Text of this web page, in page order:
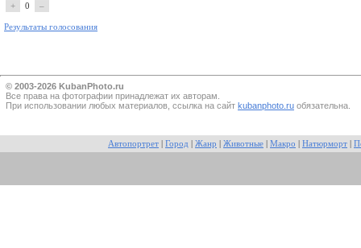
+ 0 –
Результаты голосования
© 2003-2026 KubanPhoto.ru
Все прaва на фотографии принадлежат их авторам.
При использовании любых материалов, ссылка на сайт kubanphoto.ru обязательна.
Автопортрет Город Жанр Животные Макро Натюрморт